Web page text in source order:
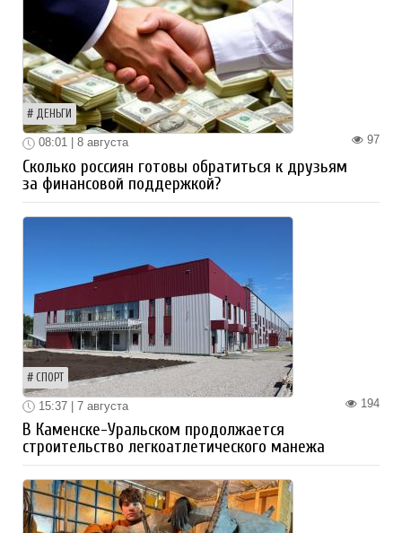
ДЕНЬГИ
97
08:01 | 8 августа
Сколько россиян готовы обратиться к друзьям
за финансовой поддержкой?
СПОРТ
194
15:37 | 7 августа
В Каменске-Уральском продолжается
строительство легкоатлетического манежа